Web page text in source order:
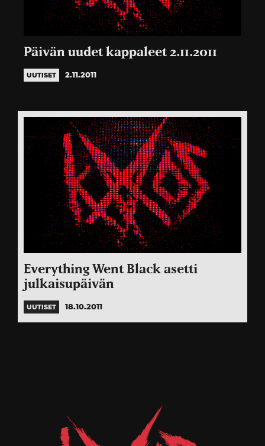
Päivän uudet kappaleet 2.11.2011
UUTISET 2.11.2011
Everything Went Black asetti
julkaisupäivän
UUTISET 18.10.2011